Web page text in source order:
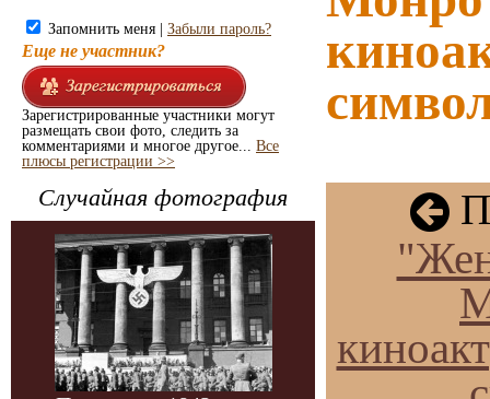
Запомнить меня | Забыли пароль?
Еще не участник?
Зарегистрированные участники могут
размещать свои фото, следить за
комментариями и многое другое... Все
плюсы регистрации >>
Случайная фотография